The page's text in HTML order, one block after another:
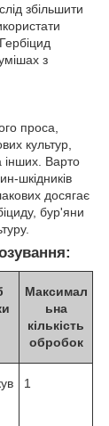
збільшити
з
проса,
культур,
інших. Варто
шкідників
досягає
бур'яни
Максимал
ьна
кількість
обробок
1